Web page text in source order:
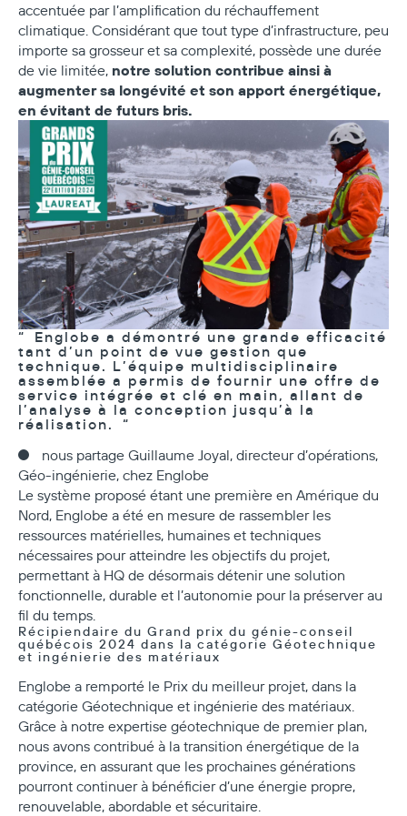
accentuée par l’amplification du réchauffement
climatique. Considérant que tout type d’infrastructure, peu
importe sa grosseur et sa complexité, possède une durée
de vie limitée, notre solution contribue ainsi à
augmenter sa longévité et son apport énergétique,
en évitant de futurs bris.
Englobe a démontré une grande efficacité
tant d’un point de vue gestion que
technique. L’équipe multidisciplinaire
assemblée a permis de fournir une offre de
service intégrée et clé en main, allant de
l’analyse à la conception jusqu’à la
réalisation.
nous partage Guillaume Joyal, directeur d’opérations,
Géo-ingénierie, chez Englobe
Le système proposé étant une première en Amérique du
Nord, Englobe a été en mesure de rassembler les
ressources matérielles, humaines et techniques
nécessaires pour atteindre les objectifs du projet,
permettant à HQ de désormais détenir une solution
fonctionnelle, durable et l’autonomie pour la préserver au
fil du temps.
Récipiendaire du Grand prix du génie-conseil
québécois 2024 dans la catégorie Géotechnique
et ingénierie des matériaux
Englobe a remporté le Prix du meilleur projet, dans la
catégorie Géotechnique et ingénierie des matériaux.
Grâce à notre expertise géotechnique de premier plan,
nous avons contribué à la transition énergétique de la
province, en assurant que les prochaines générations
pourront continuer à bénéficier d’une énergie propre,
renouvelable, abordable et sécuritaire.